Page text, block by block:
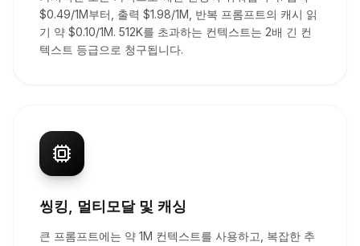
$0.49/1M부터, 출력 $1.98/1M, 반복 프롬프트의 캐시 읽
기 약 $0.10/1M. 512K를 초과하는 컨텍스트는 2배 긴 컨
텍스트 등급으로 청구됩니다.
씽킹, 멀티모달 및 캐싱
큰 프롬프트에는 약 1M 컨텍스트를 사용하고, 복잡한 추